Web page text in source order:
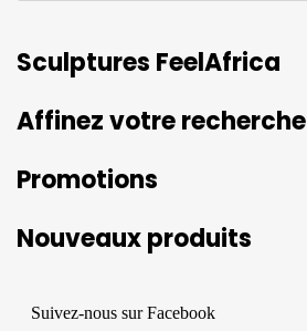
Sculptures FeelAfrica
Affinez votre recherche
Promotions
Nouveaux produits
Suivez-nous sur Facebook